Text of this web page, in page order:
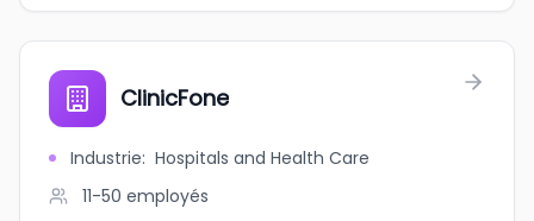
ClinicFone
Industrie: Hospitals and Health Care
11-50 employés